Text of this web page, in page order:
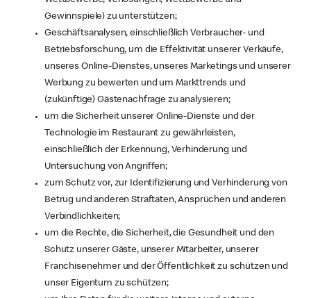
Gewinnspiele) zu unterstützen;
Geschäftsanalysen, einschließlich Verbraucher- und
Betriebsforschung, um die Effektivität unserer Verkäufe,
unseres Online-Dienstes, unseres Marketings und unserer
Werbung zu bewerten und um Markttrends und
(zukünftige) Gästenachfrage zu analysieren;
um die Sicherheit unserer Online-Dienste und der
Technologie im Restaurant zu gewährleisten,
einschließlich der Erkennung, Verhinderung und
Untersuchung von Angriffen;
zum Schutz vor, zur Identifizierung und Verhinderung von
Betrug und anderen Straftaten, Ansprüchen und anderen
Verbindlichkeiten;
um die Rechte, die Sicherheit, die Gesundheit und den
Schutz unserer Gäste, unserer Mitarbeiter, unserer
Franchisenehmer und der Öffentlichkeit zu schützen und
unser Eigentum zu schützen;